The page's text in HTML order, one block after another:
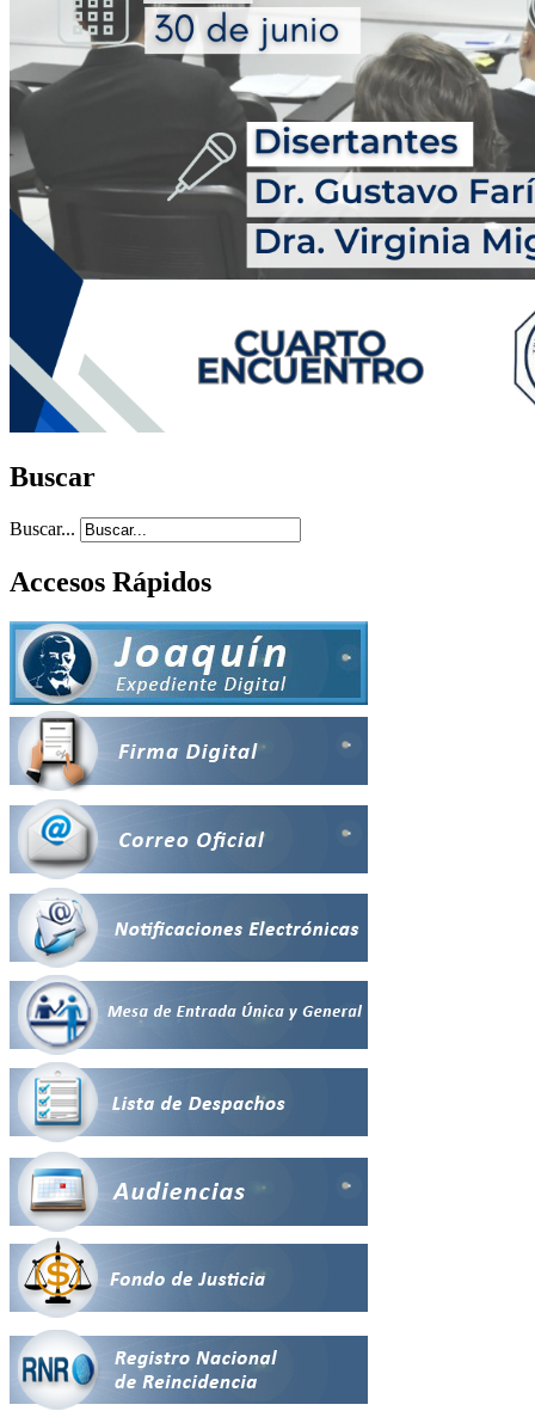
Buscar
Buscar...
Accesos Rápidos